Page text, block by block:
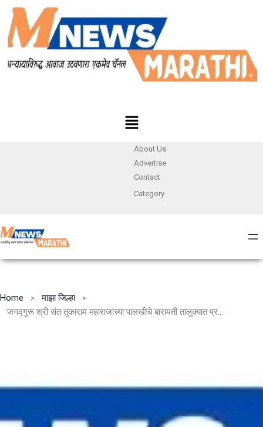
About Us
Advertise
Contact
Category
Home
माझा जिल्हा
जगद्गुरू श्री संत तुकाराम महाराजांच्या पालखीचे बारामती तालुक्यात प्रशासनाच्यावतीने स्वागत